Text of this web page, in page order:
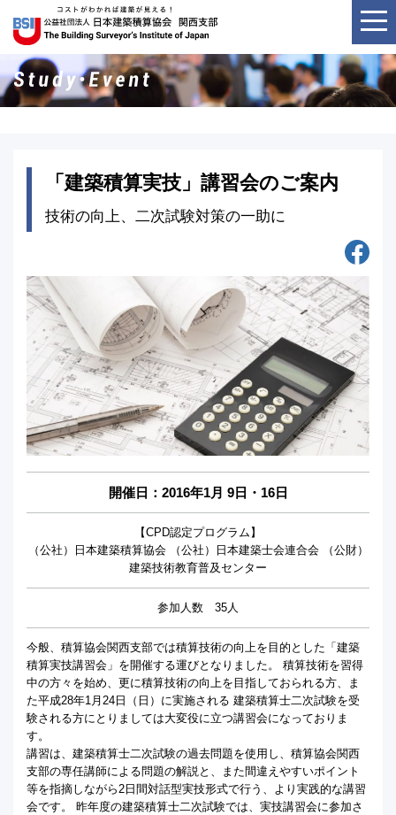
「建築積算実技」講習会のご案内
技術の向上、二次試験対策の一助に
開催日： 2016年1月 9日・16日
【CPD認定プログラム】
（公社）日本建築積算協会 （公社）日本建築士会連合会 （公財）
建築技術教育普及センター
参加人数 35人
今般、積算協会関西支部では積算技術の向上を目的とした「建築
積算実技講習会」を開催する運びとなりました。 積算技術を習得
中の方々を始め、更に積算技術の向上を目指しておられる方、ま
た平成28年1月24日（日）に実施される 建築積算士二次試験を受
験される方にとりましては大変役に立つ講習会になっておりま
す。
講習は、建築積算士二次試験の過去問題を使用し、積算協会関西
支部の専任講師による問題の解説と、また間違えやすいポイント
等を指摘しながら2日間対話型実技形式で行う、より実践的な講習
会です。 昨年度の建築積算士二次試験では、実技講習会に参加さ